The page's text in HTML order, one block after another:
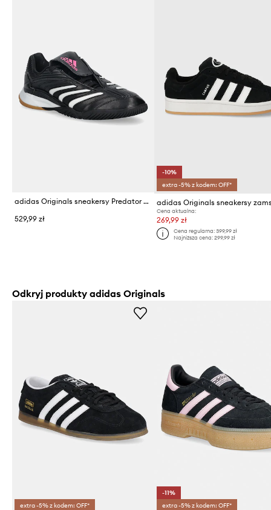
adidas Originals sneakersy Predator Sala
529,99 zł
-10%
extra -5% z kodem: OFF*
Cena aktualna:
269,99 zł
Cena regularna: 399,99 zł
Najniższa cena: 299,99 zł
Odkryj produkty adidas Originals
extra -5% z kodem: OFF*
-11%
extra -5% z kodem: OFF*